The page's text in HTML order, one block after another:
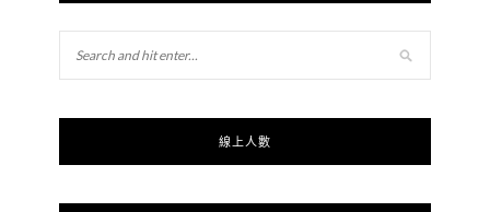
線上人數